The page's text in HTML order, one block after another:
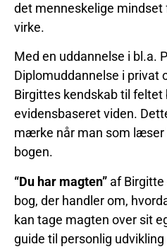
det menneskelige mindset
virke.
Med en uddannelse i bl.a.
Diplomuddannelse i privat
Birgittes kendskab til feltet
evidensbaseret viden.
mærke når man som læser
bogen.
“Du har magten” af Birgitte
bog, der handler om,
kan tage magten over sit
guide til personlig